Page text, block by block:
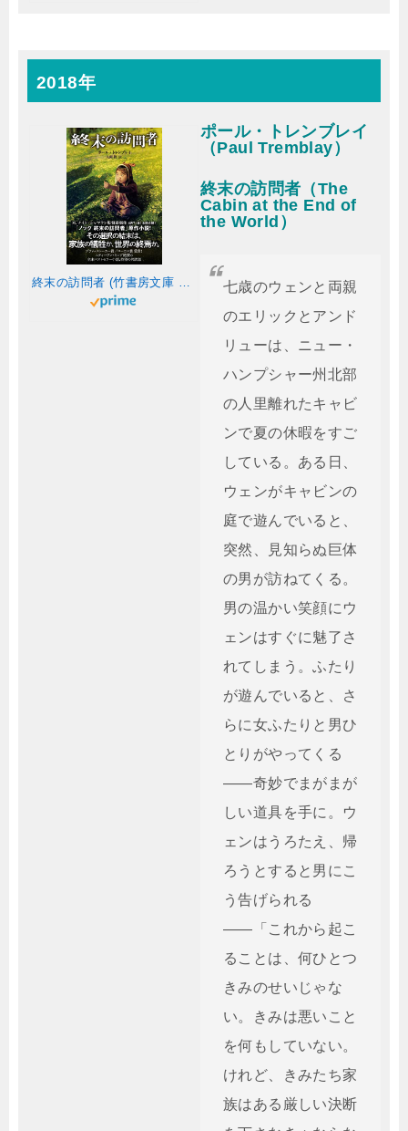
2018年
終末の訪問者 (竹書房文庫 と 5-1)
ポール・トレンブレイ
（Paul Tremblay）
終末の訪問者（The
Cabin at the End of
the World）
七歳のウェンと両親
のエリックとアンド
リューは、ニュー・
ハンプシャー州北部
の人里離れたキャビ
ンで夏の休暇をすご
している。ある日、
ウェンがキャビンの
庭で遊んでいると、
突然、見知らぬ巨体
の男が訪ねてくる。
男の温かい笑顔にウ
ェンはすぐに魅了さ
れてしまう。ふたり
が遊んでいると、さ
らに女ふたりと男ひ
とりがやってくる
――奇妙でまがまが
しい道具を手に。ウ
ェンはうろたえ、帰
ろうとすると男にこ
う告げられる
――「これから起こ
ることは、何ひとつ
きみのせいじゃな
い。きみは悪いこと
を何もしていない。
けれど、きみたち家
族はある厳しい決断